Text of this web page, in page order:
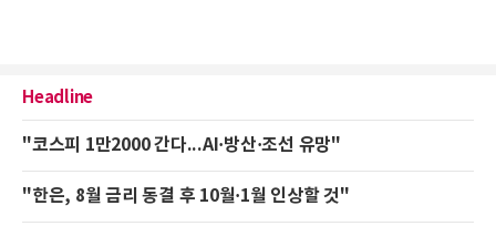
Headline
"코스피 1만2000 간다...AI·방산·조선 유망"
"한은, 8월 금리 동결 후 10월·1월 인상할 것"